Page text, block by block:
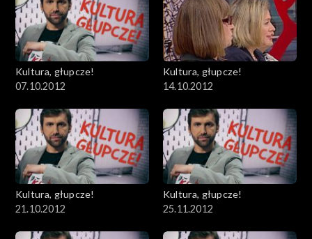
Kultura, głupcze!
07.10.2012
Kultura, głupcze!
14.10.2012
Kultura, głupcze!
21.10.2012
Kultura, głupcze!
25.11.2012